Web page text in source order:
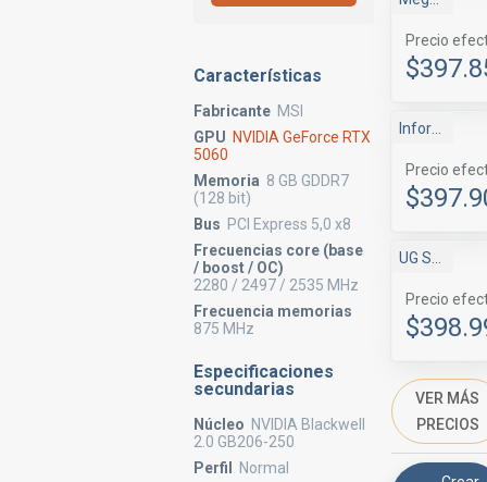
Características
Fabricante MSI
GPU NVIDIA GeForce RTX
5060
Memoria 8 GB GDDR7
(128 bit)
Bus PCI Express 5,0 x8
Frecuencias core (base
/ boost / OC)
2280 / 2497 / 2535 MHz
Frecuencia memorias
875 MHz
Especificaciones
secundarias
Núcleo NVIDIA Blackwell
2.0 GB206-250
Perfil
Normal
Precio
Precio
Precio
VER MÁS
PRECIOS